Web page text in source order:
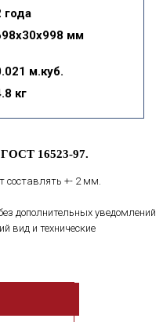
года
мм
м.куб.
кг
ГОСТ 16523-97.
составлять +- 2 мм.
дополнительных уведомлений
вид и технические